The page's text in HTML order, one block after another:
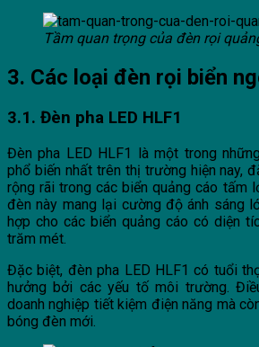
Tầm quan trọng của đèn rọi
3. Các loại đèn rọi biển
3.1. Đèn pha LED HLF1
Đèn pha LED HLF1 là một trong
phổ biến nhất trên thị trường hiện nay,
rộng rãi trong các biển quảng cáo tấm
đèn này mang lại cường độ ánh sáng
hợp cho các biển quảng cáo có diện
trăm mét.
Đặc biệt, đèn pha LED HLF1 có tuổi
hưởng bởi các yếu tố môi trường.
doanh nghiệp tiết kiệm điện năng mà
bóng đèn mới.